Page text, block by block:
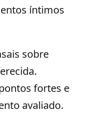
íntimos
sobre
fortes e
avaliado.